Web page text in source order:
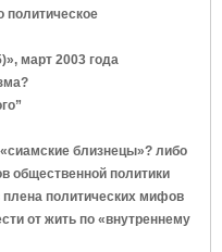
политическое
март 2003 года
близнецы»? либо
общественной политики
политических мифов
от жить по «внутреннему